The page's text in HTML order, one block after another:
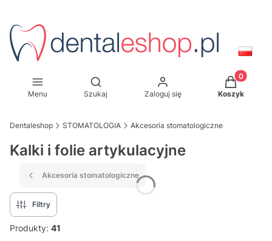
Menu
Otwórz wyszukiwarkę
Szukaj Zaloguj się
Produkty
Koszyk
Dentaleshop STOMATOLOGIA Akcesoria stomatologiczne
Kalki i folie artykulacyjne
Akcesoria stomatologiczne
Filtry
Produkty: 41